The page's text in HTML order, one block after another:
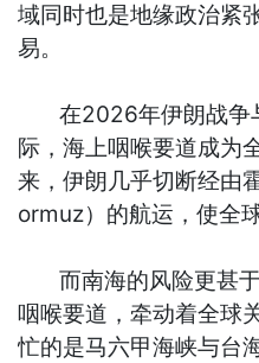
域同时也是地缘政治紧
易。
在2026年伊朗战争
际，海上咽喉要道成为
来，伊朗几乎切断经由
ormuz）的航运，使全
而南海的风险更甚于
咽喉要道，牵动着全球
忙的是马六甲海峡与台